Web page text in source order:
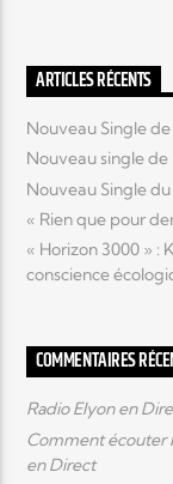
ARTICLES RÉCENTS
Nouveau Single
Nouveau single
Nouveau Single
« Rien que pour
« Horizon 3000 » :
conscience
COMMENTAIRES
Radio Elyon en
Comment écouter
en Direct